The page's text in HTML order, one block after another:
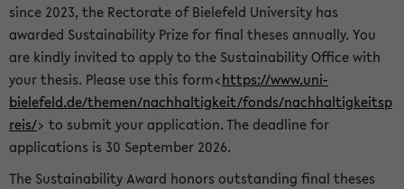
since 2023, the Rectorate of Bielefeld University has
awarded Sustainability Prize for final theses annually. You
are kindly invited to apply to the Sustainability Office with
your thesis. Please use this form<https://www.uni-
bielefeld.de/themen/nachhaltigkeit/fonds/nachhaltigkeitsp
reis/> to submit your application. The deadline for
applications is 30 September 2026.
The Sustainability Award honors outstanding final theses